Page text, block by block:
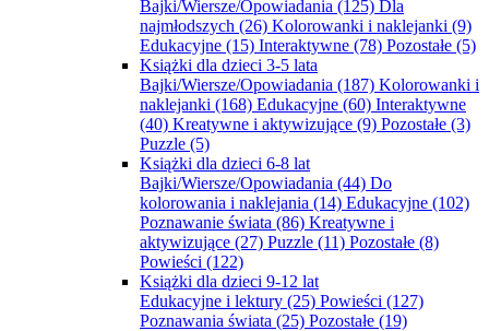
Bajki/Wiersze/Opowiadania (125) Dla
najmłodszych (26) Kolorowanki i naklejanki (9)
Edukacyjne (15) Interaktywne (78) Pozostałe (5)
Książki dla dzieci 3-5 lata
Bajki/Wiersze/Opowiadania (187) Kolorowanki i
naklejanki (168) Edukacyjne (60) Interaktywne
(40) Kreatywne i aktywizujące (9) Pozostałe (3)
Puzzle (5)
Książki dla dzieci 6-8 lat
Bajki/Wiersze/Opowiadania (44) Do
kolorowania i naklejania (14) Edukacyjne (102)
Poznawanie świata (86) Kreatywne i
aktywizujące (27) Puzzle (11) Pozostałe (8)
Powieści (122)
Książki dla dzieci 9-12 lat
Edukacyjne i lektury (25) Powieści (127)
Poznawania świata (25) Pozostałe (19)